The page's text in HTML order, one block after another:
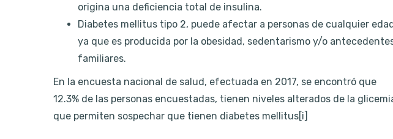
origina una deficiencia total de insulina.
Diabetes mellitus tipo 2, puede afectar a personas de cualquier
ya que es producida por la obesidad, sedentarismo y/o
familiares.
En la encuesta nacional de salud, efectuada en 2017, se encontró que
12.3% de las personas encuestadas, tienen niveles alterados de la
que permiten sospechar que tienen diabetes mellitus[i]